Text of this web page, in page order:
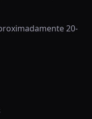
20-